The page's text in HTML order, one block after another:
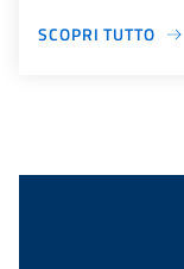
SCOPRI TUTTO